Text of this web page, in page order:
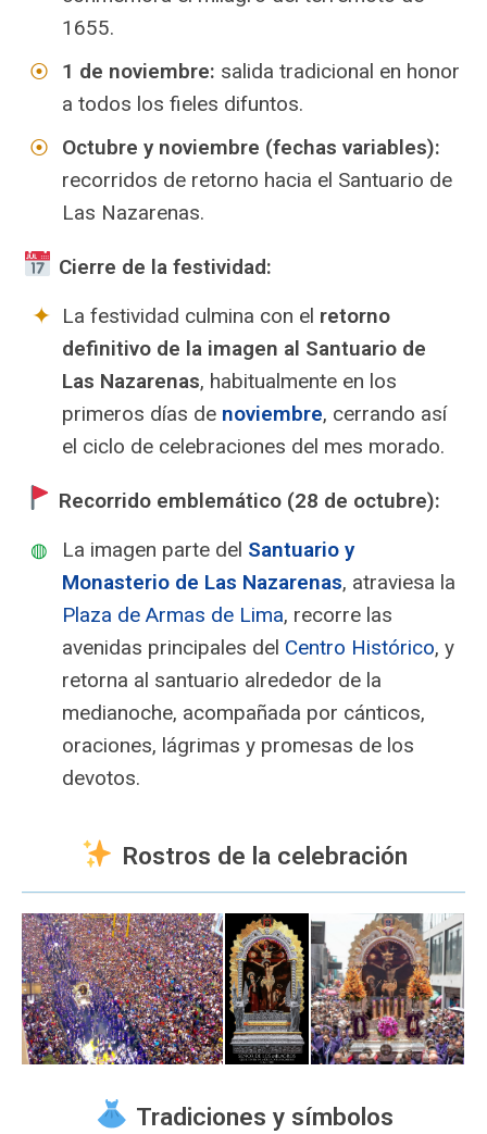
1655.
1 de noviembre: salida tradicional en honor
a todos los fieles difuntos.
Octubre y noviembre (fechas variables):
recorridos de retorno hacia el Santuario de
Las Nazarenas.
Cierre de la festividad:
La festividad culmina con el retorno
definitivo de la imagen al Santuario de
Las Nazarenas, habitualmente en los
primeros días de noviembre, cerrando así
el ciclo de celebraciones del mes morado.
Recorrido emblemático (28 de octubre):
La imagen parte del Santuario y
Monasterio de Las Nazarenas, atraviesa la
Plaza de Armas de Lima, recorre las
avenidas principales del Centro Histórico, y
retorna al santuario alrededor de la
medianoche, acompañada por cánticos,
oraciones, lágrimas y promesas de los
devotos.
Rostros de la celebración
Tradiciones y símbolos